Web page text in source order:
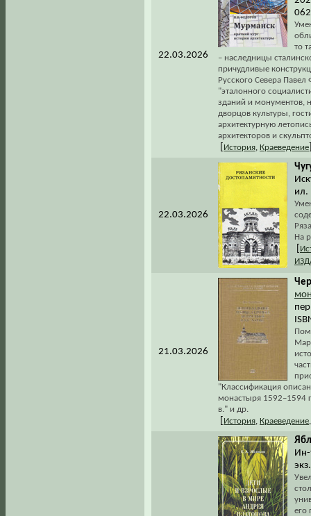
22.03.2026
то
– наследницы
причудливые
Русского Севера
"эталонного
зданий и монументов,
дворцов культуры,
архитектурную
архитекторов и
История, Краеведение
22.03.2026
ил.
На
21.03.2026
"Классификация
монастыря 1592–1594
в." и др.
История, Краеведение
Ин-
его